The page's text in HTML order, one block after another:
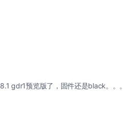
gdr1预览版了，固件还是black。。。